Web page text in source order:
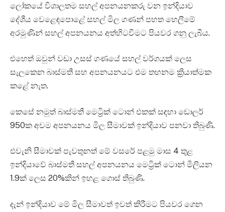
ලෝකයේ විශාලතම සහල් අපනයනකරු වන ඉන්දියාව
දේශීය වෙළෙඳපොළේ සහල් මිල ගණන් පහත හෙලීමේ
අරමුණින් සහල් අපනයනය අත්හිටවීමට පියවර ගනු ලැබීය.
එහෙත් ඔවුන් වඩා උසස් ගණයේ සහල් වර්ගයක් ලෙස
සැලකෙන බාස්මතී සහ අපනයනයට එම තහනම ක්‍රියාත්මක
කළේ නැත.
කෙසේ නමුත් බාස්මතී මෙට්‍රික් ටොන් එකක් සඳහා ඩොලර්
950ක අවම අපනයනය මිල සීමාවක් ඉන්දියාව පනවා තිබුණි.
එවැනි සීමාවක් පැවතුනත් මේ වසරේ පළමු මාස 4 තුළ
ඉන්දියාවේ බාස්මතී සහල් අපනයනය මෙට්‍රික් ටොන් මිලියන
1.9ක් ලෙස 20%කින් ඉහළ ගොස් තිබුණි.
දැන් ඉන්දියාව මේ මිල සීමාවත් ඉවත් කිරීමට පියවර ගෙන